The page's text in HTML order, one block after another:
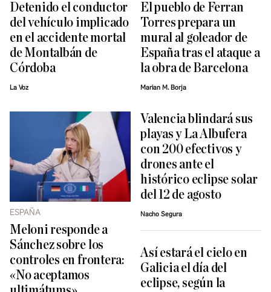
Detenido el conductor
del vehículo implicado
en el accidente mortal
de Montalbán de
Córdoba
La Voz
El pueblo de Ferran
Torres prepara un
mural al goleador de
España tras el ataque a
la obra de Barcelona
Marian M. Borja
ESPAÑA
Meloni responde a
Sánchez sobre los
controles en frontera:
«No aceptamos
Valencia blindará sus
playas y La Albufera
con 200 efectivos y
drones ante el
histórico eclipse solar
del 12 de agosto
Nacho Segura
Así estará el cielo en
Galicia el día del
eclipse, según la